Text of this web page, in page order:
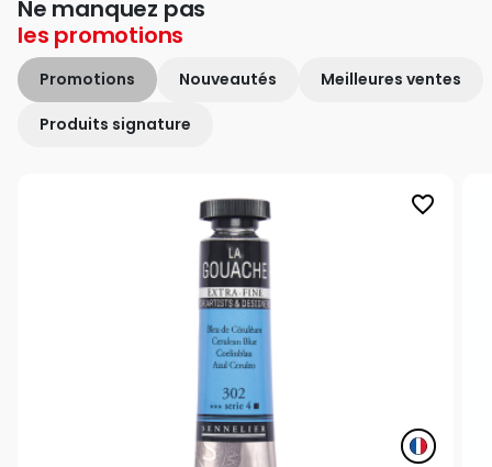
Ne manquez pas
les promotions
Promotions Nouveautés Meilleures ventes
Produits signature
favorite_border